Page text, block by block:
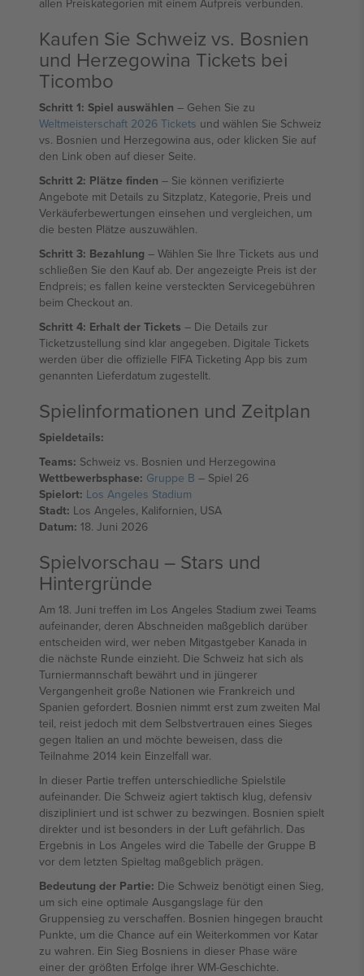
allen Preiskategorien mit einem Aufpreis verbunden.
Kaufen Sie Schweiz vs. Bosnien
und Herzegowina Tickets bei
Ticombo
Schritt 1: Spiel auswählen – Gehen Sie zu
Weltmeisterschaft 2026 Tickets und wählen Sie Schweiz
vs. Bosnien und Herzegowina aus, oder klicken Sie auf
den Link oben auf dieser Seite.
Schritt 2: Plätze finden – Sie können verifizierte
Angebote mit Details zu Sitzplatz, Kategorie, Preis und
Verkäuferbewertungen einsehen und vergleichen, um
die besten Plätze auszuwählen.
Schritt 3: Bezahlung – Wählen Sie Ihre Tickets aus und
schließen Sie den Kauf ab. Der angezeigte Preis ist der
Endpreis; es fallen keine versteckten Servicegebühren
beim Checkout an.
Schritt 4: Erhalt der Tickets – Die Details zur
Ticketzustellung sind klar angegeben. Digitale Tickets
werden über die offizielle FIFA Ticketing App bis zum
genannten Lieferdatum zugestellt.
Spielinformationen und Zeitplan
Spieldetails:
Teams: Schweiz vs. Bosnien und Herzegowina
Wettbewerbsphase: Gruppe B – Spiel 26
Spielort: Los Angeles Stadium
Stadt: Los Angeles, Kalifornien, USA
Datum: 18. Juni 2026
Spielvorschau – Stars und
Hintergründe
Am 18. Juni treffen im Los Angeles Stadium zwei Teams
aufeinander, deren Abschneiden maßgeblich darüber
entscheiden wird, wer neben Mitgastgeber Kanada in
die nächste Runde einzieht. Die Schweiz hat sich als
Turniermannschaft bewährt und in jüngerer
Vergangenheit große Nationen wie Frankreich und
Spanien gefordert. Bosnien nimmt erst zum zweiten Mal
teil, reist jedoch mit dem Selbstvertrauen eines Sieges
gegen Italien an und möchte beweisen, dass die
Teilnahme 2014 kein Einzelfall war.
In dieser Partie treffen unterschiedliche Spielstile
aufeinander. Die Schweiz agiert taktisch klug, defensiv
diszipliniert und ist schwer zu bezwingen. Bosnien spielt
direkter und ist besonders in der Luft gefährlich. Das
Ergebnis in Los Angeles wird die Tabelle der Gruppe B
vor dem letzten Spieltag maßgeblich prägen.
Bedeutung der Partie: Die Schweiz benötigt einen Sieg,
um sich eine optimale Ausgangslage für den
Gruppensieg zu verschaffen. Bosnien hingegen braucht
Punkte, um die Chance auf ein Weiterkommen vor Katar
zu wahren. Ein Sieg Bosniens in dieser Phase wäre
einer der größten Erfolge ihrer WM-Geschichte.